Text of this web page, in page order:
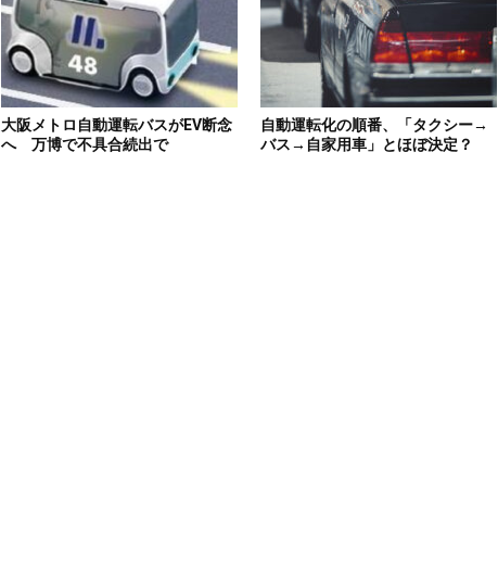
大阪メトロ自動運転バスがEV断念
へ 万博で不具合続出で
自動運転化の順番、「タクシー→
バス→自家用車」とほぼ決定？